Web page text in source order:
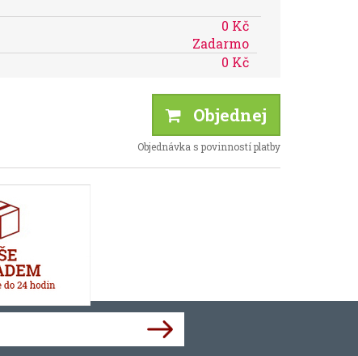
0 Kč
Zadarmo
0 Kč
Objednej
Objednávka s povinností platby